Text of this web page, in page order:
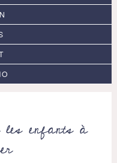
enfants à